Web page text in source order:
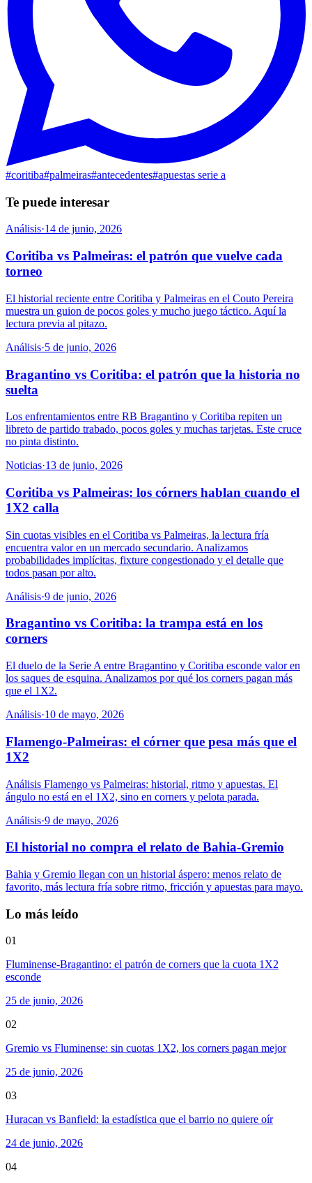
#coritiba#palmeiras#antecedentes#apuestas serie a
Te puede interesar
Análisis·14 de junio, 2026
Coritiba vs Palmeiras: el patrón que vuelve cada
torneo
El historial reciente entre Coritiba y Palmeiras en el Couto Pereira
muestra un guion de pocos goles y mucho juego táctico. Aquí la
lectura previa al pitazo.
Análisis·5 de junio, 2026
Bragantino vs Coritiba: el patrón que la historia no
suelta
Los enfrentamientos entre RB Bragantino y Coritiba repiten un
libreto de partido trabado, pocos goles y muchas tarjetas. Este cruce
no pinta distinto.
Noticias·13 de junio, 2026
Coritiba vs Palmeiras: los córners hablan cuando el
1X2 calla
Sin cuotas visibles en el Coritiba vs Palmeiras, la lectura fría
encuentra valor en un mercado secundario. Analizamos
probabilidades implícitas, fixture congestionado y el detalle que
todos pasan por alto.
Análisis·9 de junio, 2026
Bragantino vs Coritiba: la trampa está en los
corners
El duelo de la Serie A entre Bragantino y Coritiba esconde valor en
los saques de esquina. Analizamos por qué los corners pagan más
que el 1X2.
Análisis·10 de mayo, 2026
Flamengo-Palmeiras: el córner que pesa más que el
1X2
Análisis Flamengo vs Palmeiras: historial, ritmo y apuestas. El
ángulo no está en el 1X2, sino en corners y pelota parada.
Análisis·9 de mayo, 2026
El historial no compra el relato de Bahia-Gremio
Bahia y Gremio llegan con un historial áspero: menos relato de
favorito, más lectura fría sobre ritmo, fricción y apuestas para mayo.
Lo más leído
01
Fluminense-Bragantino: el patrón de corners que la cuota 1X2
esconde
25 de junio, 2026
02
Gremio vs Fluminense: sin cuotas 1X2, los corners pagan mejor
25 de junio, 2026
03
Huracan vs Banfield: la estadística que el barrio no quiere oír
24 de junio, 2026
04